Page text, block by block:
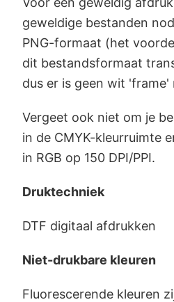
geweldige bestanden
PNG-formaat (het
dit bestandsformaat
dus er is geen wit
Vergeet ook niet om je
in de CMYK-kleurruimte
in RGB op 150 DPI/PPI.
Druktechniek
DTF digitaal afdrukken
Niet-drukbare kleuren
Fluorescerende kleuren